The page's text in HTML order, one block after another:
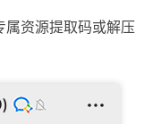
属资源提取码或解压